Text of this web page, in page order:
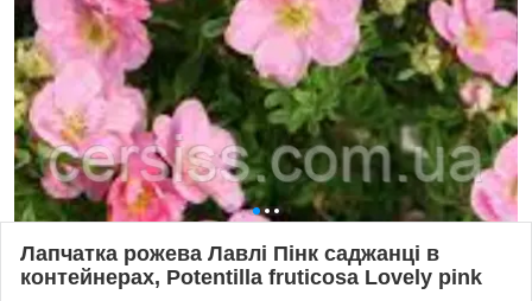
Лапчатка рожева Лавлі Пінк саджанці в
контейнерах, Potentilla fruticosa Lovely pink